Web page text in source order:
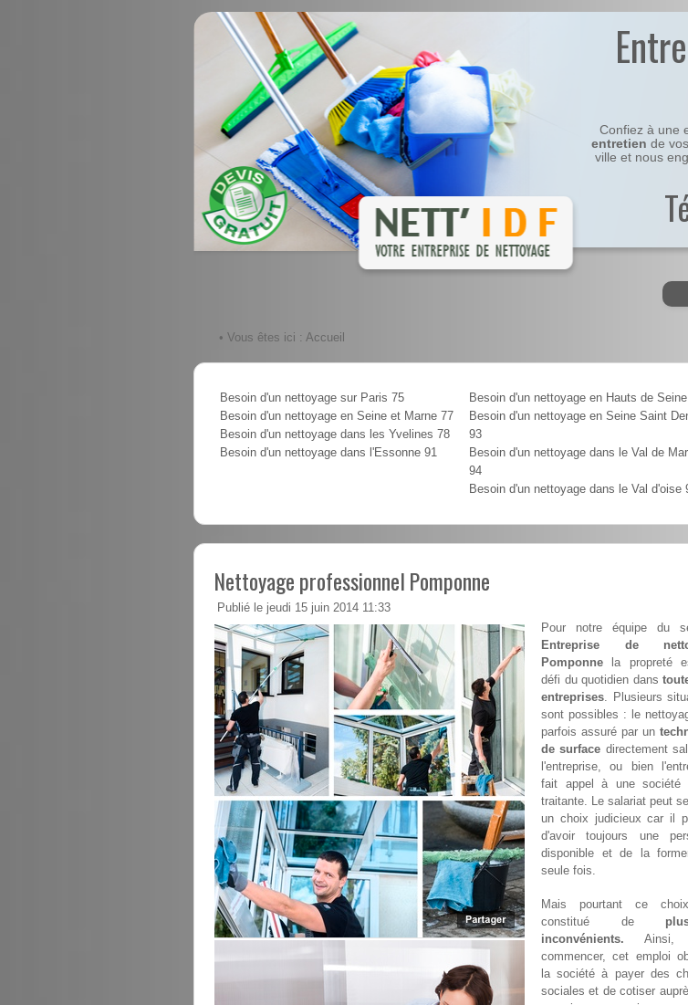
Confiez à une
entretien de
ville et nous
• Vous êtes ici : Accueil
Besoin d'un nettoyage sur Paris 75
Besoin d'un nettoyage en Seine et Marne 77
Besoin d'un nettoyage dans les Yvelines 78
Besoin d'un nettoyage dans l'Essonne 91
Besoin d'un nettoyage en Hauts de
Besoin d'un nettoyage en Seine Saint
93
Besoin d'un nettoyage dans le Val de
94
Besoin d'un nettoyage dans le Val d'oise
Nettoyage professionnel Pomponne
Publié le jeudi 15 juin 2014 11:33
Pour notre équipe du
Entreprise de
Pomponne la propreté
défi du quotidien dans
entreprises. Plusieurs
sont possibles : le
parfois assuré par un
de surface directement
l'entreprise, ou bien
fait appel à une société
traitante. Le salariat peut
un choix judicieux car il
d'avoir toujours une
disponible et de la
seule fois.
Mais pourtant ce
constitué de
inconvénients. Ainsi,
commencer, cet emploi
la société à payer des
sociales et de cotiser